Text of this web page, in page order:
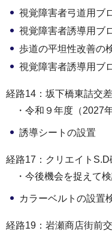
視覚障害者弓道用ブ
視覚障害者誘導用ブ
歩道の平坦性改善の
視覚障害者誘導用ブ
経路14：坂下橋東詰交
・令和９年度（2027
誘導シートの設置
経路17：クリエイト
・今後機会を捉えて
カラーベルトの設置
経路19：岩瀬商店街前